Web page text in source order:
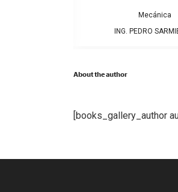
Mecánica
ING. PEDRO
About the author
[books_gallery_author